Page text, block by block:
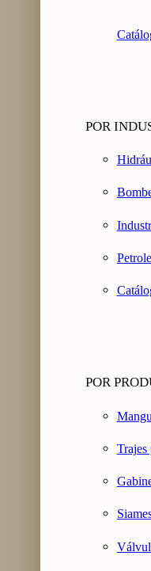
POR
POR
Trajes